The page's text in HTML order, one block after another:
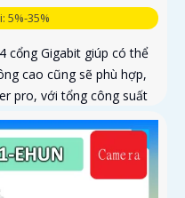
5%-35%
cổng Gigabit giúp có thể
cao cũng sẽ phù hợp,
pro, với tổng công suất
lên đến 300m, vỏ kim loại,